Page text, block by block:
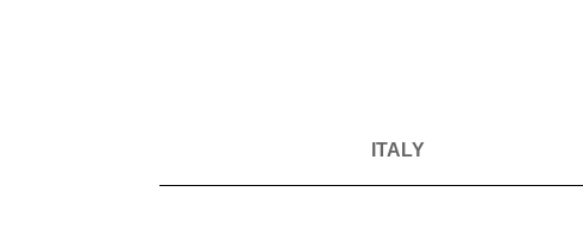
ITALY